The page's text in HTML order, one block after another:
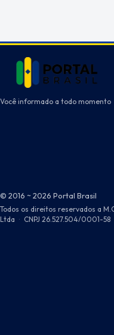
Você informado a todo momento
© 2016 ~ 2026 Portal Brasil
Todos os direitos reservados a
Ltda · CNPJ 26.527.504/0001-58